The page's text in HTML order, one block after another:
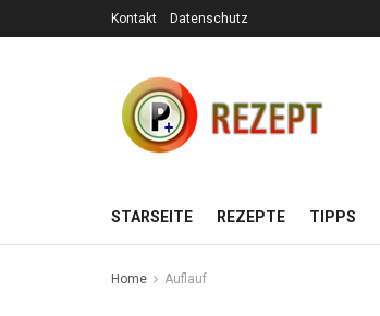
Kontakt Datenschutz
STARSEITE REZEPTE TIPPS
Home Auflauf